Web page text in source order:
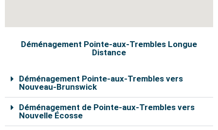
Déménagement Pointe-aux-Trembles Longue
Distance
Déménagement Pointe-aux-Trembles vers
Nouveau-Brunswick
Déménagement de Pointe-aux-Trembles vers
Nouvelle Écosse